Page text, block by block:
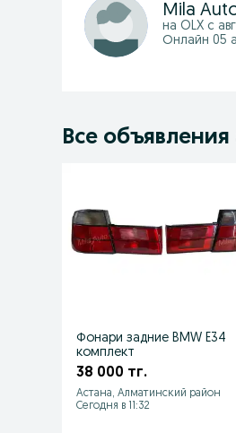
Mila
на OLX с
Онлайн 05
Все объявления
Фонари задние BMW E34
комплект
38 000 тг.
Астана, Алматинский район
Сегодня в 11:32